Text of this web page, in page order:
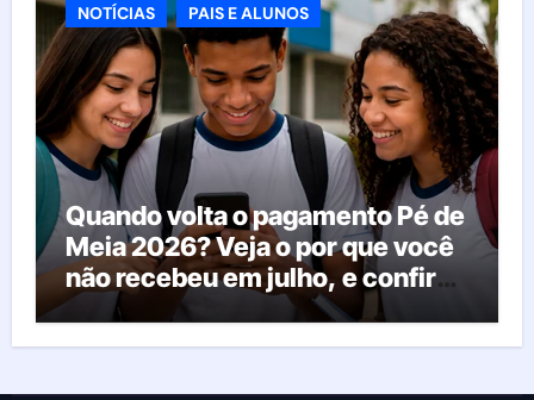
NOTÍCIAS PAIS E ALUNOS
Quando volta o pagamento Pé de
Meia 2026? Veja o por que você
não recebeu em julho, e confira
o calendário oficial